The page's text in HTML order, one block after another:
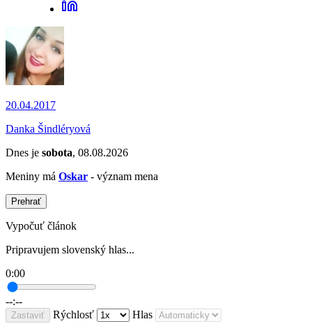
20.04.2017
Danka Šindléryová
Dnes je sobota, 08.08.2026
Meniny má Oskar - význam mena
Prehrať
Vypočuť článok
Pripravujem slovenský hlas...
0:00
--:--
Zastaviť Rýchlosť Hlas